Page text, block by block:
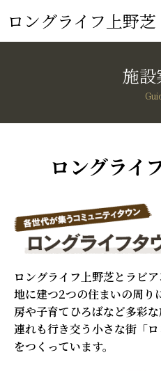
ロングライフ上野芝
施設
ロングライ
ロングライフ上野芝とラビ
地に建つ2つの住まいの周り
房や子育てひろばなど多彩
連れも行き交う小さな街「ロ
をつくっています。